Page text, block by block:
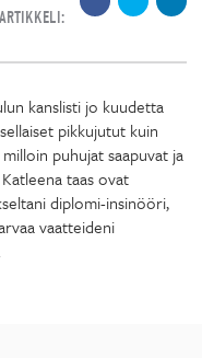
ARTIKKELI:
kanslisti jo kuudetta
pikkujutut kuin
puhujat saapuvat ja
taas ovat
diplomi-insinööri,
vaatteideni